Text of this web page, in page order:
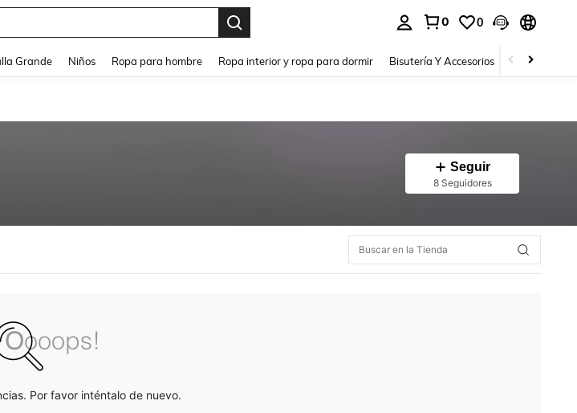
0 0
Grande Niños Ropa para hombre Ropa interior y ropa para dormir Bisutería Y Accesorios Zapatos
Seguir
8 Seguidores
Por favor inténtalo de nuevo.